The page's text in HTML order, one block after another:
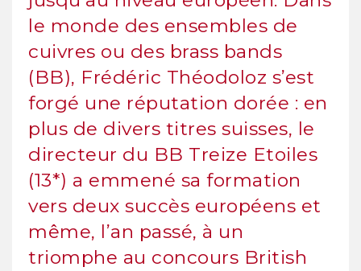
le monde des ensembles de
cuivres ou des brass bands
(BB), Frédéric Théodoloz s’est
forgé une réputation dorée : en
plus de divers titres suisses, le
directeur du BB Treize Etoiles
(13*) a emmené sa formation
vers deux succès européens et
même, l’an passé, à un
triomphe au concours British